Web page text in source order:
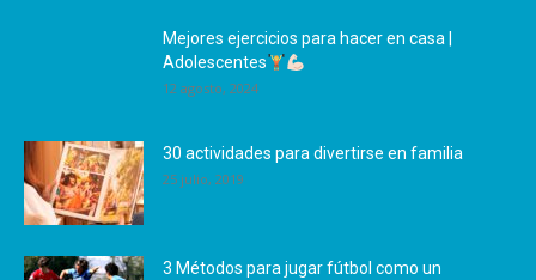
Mejores ejercicios para hacer en casa |
Adolescentes
12 agosto, 2024
30 actividades para divertirse en familia
25 julio, 2019
3 Métodos para jugar fútbol como un